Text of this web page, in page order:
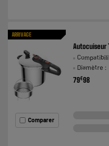
ARRIVAGE
Comparer
Autocuiseur
Diamètre :
79€98